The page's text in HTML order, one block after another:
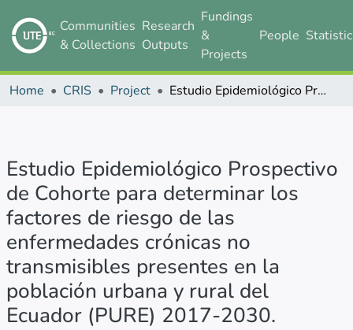
Communities
& Collections
Research
Outputs
Fundings
&
Projects
People
Home CRIS Project Estudio Epidemiológico Prospectivo de Cohorte para determinar los factores de riesgo de las enfermedades crónicas no transmisibles presentes en la población urbana y rural del Ecuador (PURE) 2017-2030.
Estudio Epidemiológico Prospectivo
de Cohorte para determinar los
factores de riesgo de las
enfermedades crónicas no
transmisibles presentes en la
población urbana y rural del
Ecuador (PURE) 2017-2030.